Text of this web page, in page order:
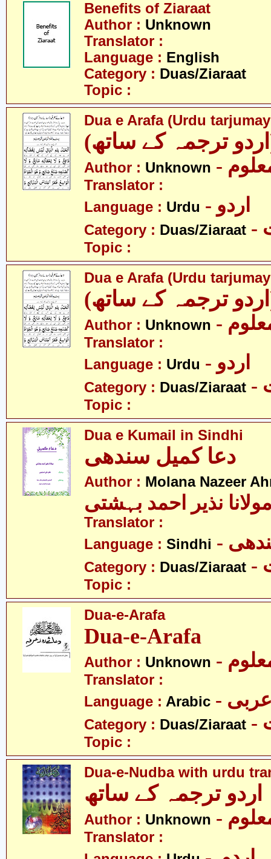
Benefits of Ziaraat
Author : Unknown
Translator :
Language : English
Category : Duas/Ziaraat
Topic :
Dua e Arafa (Urdu
ترجمہ کے ساتھ)
Author : Unknown معلوم
Translator :
Language : Urdu - اردو
Category : Duas/Ziaraat
Topic :
Dua e Arafa (Urdu
ترجمہ کے ساتھ)
Author : Unknown معلوم
Translator :
Language : Urdu - اردو
Category : Duas/Ziaraat
Topic :
Dua e Kumail in Sindhi
دعا کمیل سندھی
Author : Molana Nazeer
نذیر احمد بہشتی
Translator :
Language : Sindhi
Category : Duas/Ziaraat
Topic :
Dua-e-Arafa
Dua-e-Arafa
Author : Unknown
Translator :
Language : Arabic عربی
Category : Duas/Ziaraat
Topic :
Dua-e-Nudba with urdu
Author : Unknown
Translator :